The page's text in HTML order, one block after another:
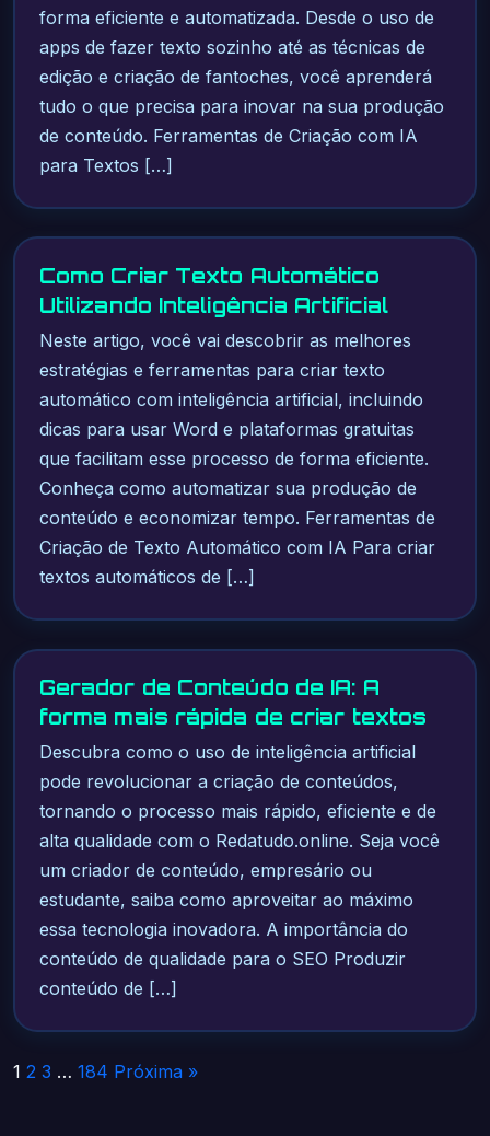
forma eficiente e automatizada. Desde o uso de
apps de fazer texto sozinho até as técnicas de
edição e criação de fantoches, você aprenderá
tudo o que precisa para inovar na sua produção
de conteúdo. Ferramentas de Criação com IA
para Textos […]
Como Criar Texto Automático
Utilizando Inteligência Artificial
Neste artigo, você vai descobrir as melhores
estratégias e ferramentas para criar texto
automático com inteligência artificial, incluindo
dicas para usar Word e plataformas gratuitas
que facilitam esse processo de forma eficiente.
Conheça como automatizar sua produção de
conteúdo e economizar tempo. Ferramentas de
Criação de Texto Automático com IA Para criar
textos automáticos de […]
Gerador de Conteúdo de IA: A
forma mais rápida de criar textos
Descubra como o uso de inteligência artificial
pode revolucionar a criação de conteúdos,
tornando o processo mais rápido, eficiente e de
alta qualidade com o Redatudo.online. Seja você
um criador de conteúdo, empresário ou
estudante, saiba como aproveitar ao máximo
essa tecnologia inovadora. A importância do
conteúdo de qualidade para o SEO Produzir
conteúdo de […]
Paginação
1 2 3 … 184 Próxima »